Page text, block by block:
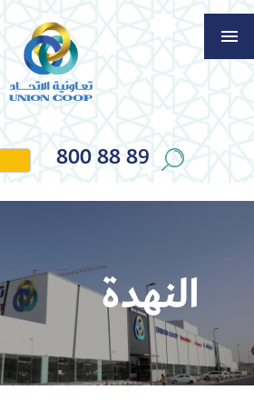
800 88 89
النهدة